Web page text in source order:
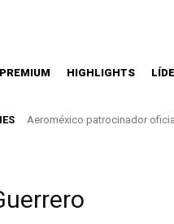
PREMIUM HIGHLIGHTS
Aeroméxico patrocinador